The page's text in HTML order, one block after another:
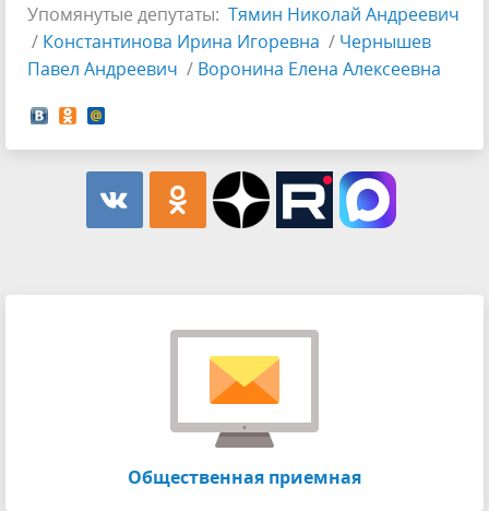
Упомянутые депутаты: Тямин Николай Андреевич
/ Константинова Ирина Игоревна / Чернышев
Павел Андреевич / Воронина Елена Алексеевна
Общественная приемная